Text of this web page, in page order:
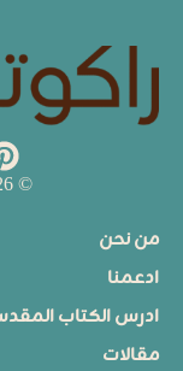
من نحن
ادعمنا
ادرس الكتاب
مقالات
© 2026 Rakoty CYCS - Assiut